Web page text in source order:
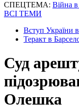
СПЕЦТЕМА: Війна в
ВСІ ТЕМИ
Вступ України
Теракт в
Суд
Олешка